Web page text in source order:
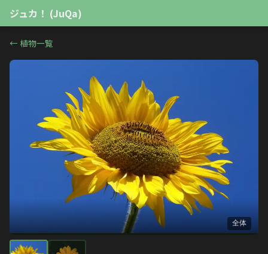
ジュカ！ (JuQa)
← 植物一覧
全体